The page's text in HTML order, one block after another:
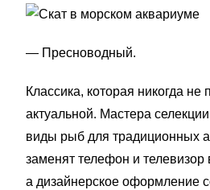
— Пресноводный.
Классика, которая никогда не
актуальной. Мастера
виды рыб для традиционных
заменят телефон и
а дизайнерское оформление